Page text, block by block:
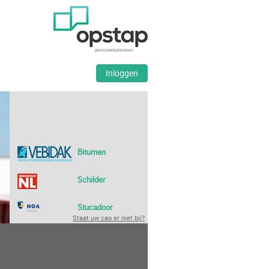
Inloggen
Bitumen
Schilder
Stucadoor
Staat uw cao er niet bij?